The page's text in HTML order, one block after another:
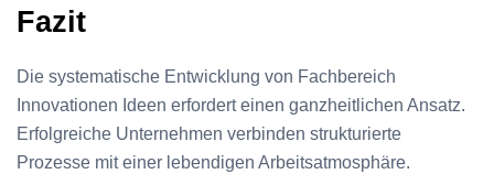
Fazit
Die systematische Entwicklung von Fachbereich
Innovationen Ideen erfordert einen ganzheitlichen Ansatz.
Erfolgreiche Unternehmen verbinden strukturierte
Prozesse mit einer lebendigen Arbeitsatmosphäre.